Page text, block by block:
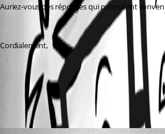
Auriez-vous des réponses qui pourraient
Cordialement,
All Comments (1)
Oldest first